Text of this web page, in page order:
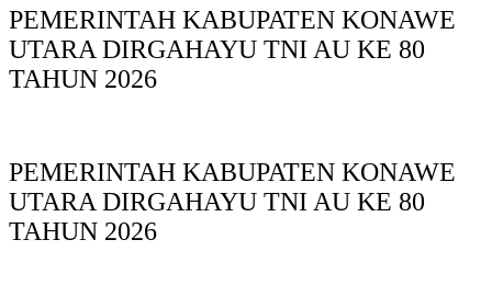
PEMERINTAH KABUPATEN KONAWE
UTARA DIRGAHAYU TNI AU KE 80
TAHUN 2026
PEMERINTAH KABUPATEN KONAWE
UTARA DIRGAHAYU TNI AU KE 80
TAHUN 2026